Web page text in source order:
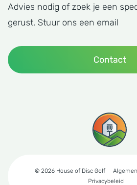
Advies nodig of zoek je een
gerust. Stuur ons een email
Contact
© 2026 House of Disc Golf
Privacybeleid